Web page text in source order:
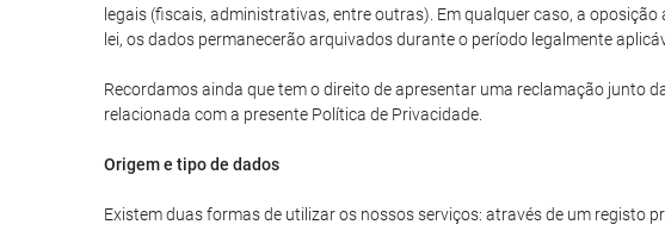
legais (fiscais, administrativas, entre outras). Em qualquer caso, a
lei, os dados permanecerão arquivados durante o período legalmente
Recordamos ainda que tem o direito de apresentar uma reclamação junto
relacionada com a presente Política de Privacidade.
Origem e tipo de dados
Existem duas formas de utilizar os nossos serviços: através de um registo